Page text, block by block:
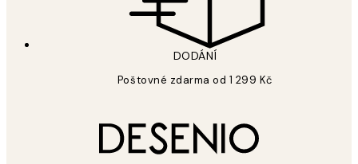
DODÁNÍ
Poštovné zdarma od 1 299 Kč